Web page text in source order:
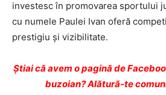
investesc în promovarea sportului
cu numele Paulei Ivan oferă
prestigiu și vizibilitate.
Ştiai că avem o pagină de
buzoian? Alătură-te